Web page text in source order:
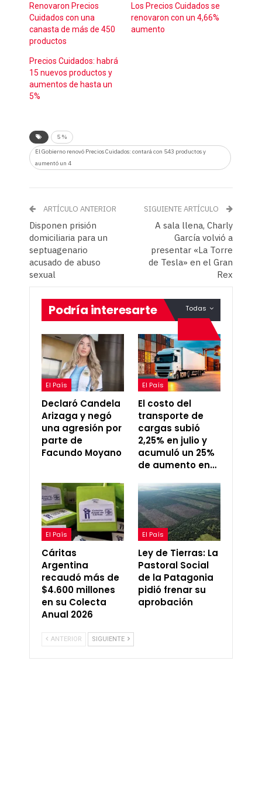
Renovaron Precios
Cuidados con una
canasta de más de 450
productos
Los Precios Cuidados se
renovaron con un 4,66%
aumento
Precios Cuidados: habrá
15 nuevos productos y
aumentos de hasta un
5%
5 %
El Gobierno renovó Precios Cuidados: contará con 543 productos y
aumentó un 4
ARTÍCULO ANTERIOR
Disponen prisión
domiciliaria para un
septuagenario
acusado de abuso
sexual
SIGUIENTE ARTÍCULO
A sala llena, Charly
García volvió a
presentar «La Torre
de Tesla» en el Gran
Rex
Todas
Podría interesarte
El País
Declaró Candela
Arizaga y negó
una agresión por
parte de
Facundo Moyano
El País
El costo del
transporte de
cargas subió
2,25% en julio y
acumuló un 25%
de aumento en…
El País
Cáritas
Argentina
recaudó más de
$4.600 millones
en su Colecta
Anual 2026
El País
Ley de Tierras: La
Pastoral Social
de la Patagonia
pidió frenar su
aprobación
ANTERIOR SIGUIENTE